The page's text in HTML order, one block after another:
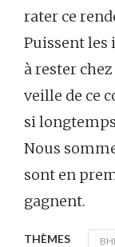
rater ce
Puissent les
à rester
veille de ce
si
Nous
sont en
gagnent.
THÈMES BHL